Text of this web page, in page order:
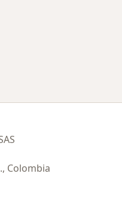
Colombia